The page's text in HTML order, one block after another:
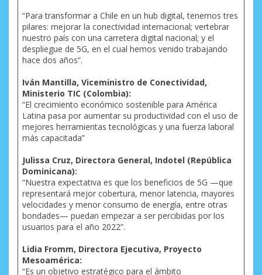
“Para transformar a Chile en un hub digital, tenemos tres
pilares: mejorar la conectividad internacional; vertebrar
nuestro país con una carretera digital nacional; y el
despliegue de 5G, en el cual hemos venido trabajando
hace dos años”.
Iván Mantilla, Viceministro de Conectividad,
Ministerio TIC (Colombia):
“El crecimiento económico sostenible para América
Latina pasa por aumentar su productividad con el uso de
mejores herramientas tecnológicas y una fuerza laboral
más capacitada”
Julissa Cruz, Directora General, Indotel (República
Dominicana):
“Nuestra expectativa es que los beneficios de 5G —que
representará mejor cobertura, menor latencia, mayores
velocidades y menor consumo de energía, entre otras
bondades— puedan empezar a ser percibidas por los
usuarios para el año 2022”.
Lidia Fromm, Directora Ejecutiva, Proyecto
Mesoamérica:
“Es un objetivo estratégico para el ámbito